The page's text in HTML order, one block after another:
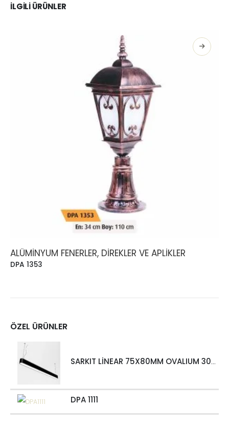
İLGILI ÜRÜNLER
ALÜMINYUM FENERLER, DIREKLER VE APLIKLER
DPA 1353
ÖZEL ÜRÜNLER
SARKIT LİNEAR 75X80MM OVALIUM 30W 4000 LM MT
DPA 1111